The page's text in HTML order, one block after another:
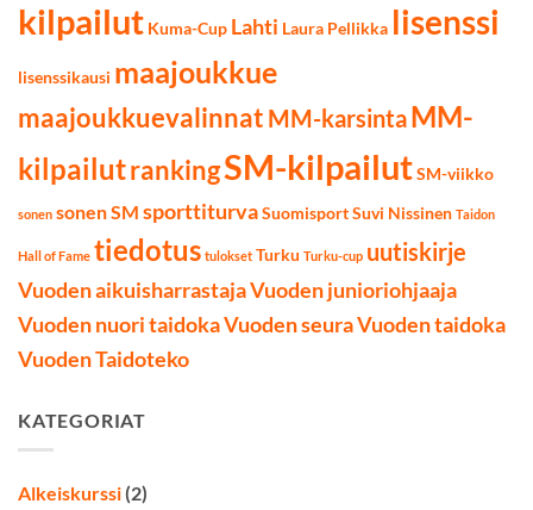
kilpailut Kuma-Cup Lahti Laura Pellikka lisenssi
lisenssikausi maajoukkue
maajoukkuevalinnat MM-karsintaMM-
kilpailutrankingSM-kilpailutSM-viikko
sonen sonen SM sporttiturvaSuomisportSuvi Nissinen Taidon
Hall of Fame tiedotus tulokset Turku Turku-cup uutiskirje
Vuoden aikuisharrastajaVuoden junioriohjaaja
Vuoden nuori taidokaVuoden seuraVuoden taidoka
Vuoden Taidoteko
KATEGORIAT
Alkeiskurssi (2)